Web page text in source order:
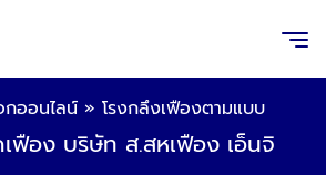
ออนไลน์ » โรงกลึงเฟืองตามแบบ
ฟือง บริษัท ส.สหเฟือง เอ็นจิ